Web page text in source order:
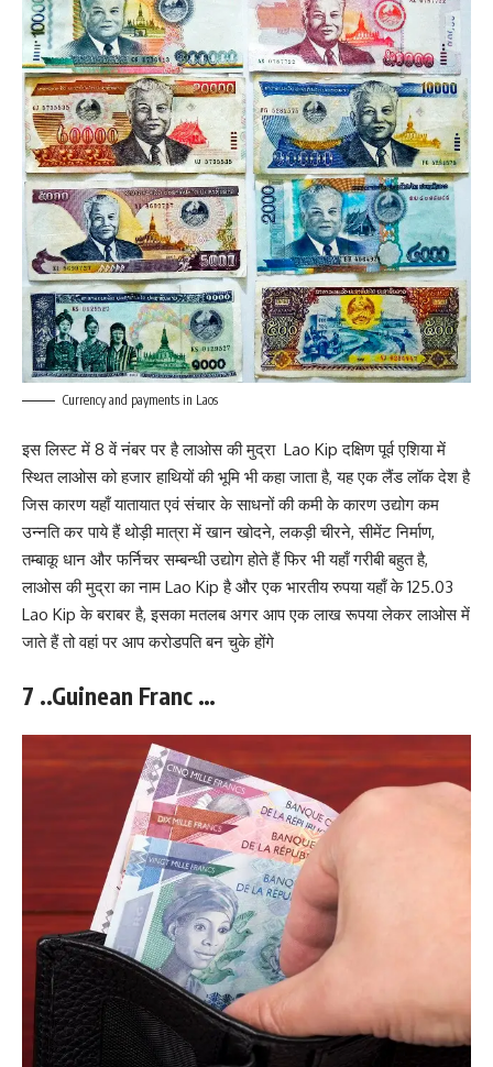
Currency and payments in Laos
इस लिस्ट में 8 वें नंबर पर है लाओस की मुद्रा Lao Kip दक्षिण पूर्व एशिया में
स्थित लाओस को हजार हाथियों की भूमि भी कहा जाता है, यह एक लैंड लॉक देश है
जिस कारण यहाँ यातायात एवं संचार के साधनों की कमी के कारण उद्योग कम
उन्नति कर पाये हैं थोड़ी मात्रा में खान खोदने, लकड़ी चीरने, सीमेंट निर्माण,
तम्बाकू धान और फर्निचर सम्बन्धी उद्योग होते हैं फिर भी यहाँ गरीबी बहुत है,
लाओस की मुद्रा का नाम Lao Kip है और एक भारतीय रुपया यहाँ के 125.03
Lao Kip के बराबर है, इसका मतलब अगर आप एक लाख रूपया लेकर लाओस में
जाते हैं तो वहां पर आप करोडपति बन चुके होंगे
7 ..Guinean Franc …